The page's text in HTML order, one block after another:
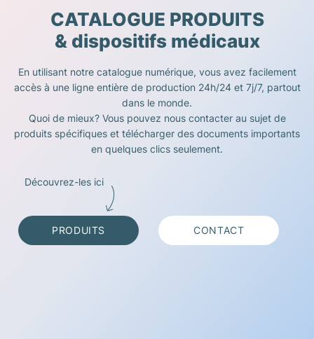
Accessoires & Consommables
Machines de scellage & validation
Protection, stockage & transport
À PROPOS DE SPS MEDICAL
TÉLÉCHARGER LE CATALOGUE
CONTACT
CATALOGUE PRODUITS
& dispositifs médicaux
En utilisant notre catalogue numérique, vous avez facilement
accès à une ligne entière de production 24h/24 et 7j/7, partout
dans le monde.
Quoi de mieux? Vous pouvez nous contacter au sujet de
produits spécifiques et télécharger des documents importants
en quelques clics seulement.
Découvrez-les ici
PRODUITS CONTACT